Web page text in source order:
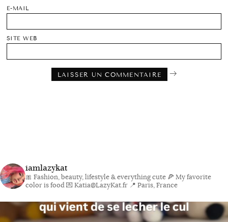
E-MAIL
SITE WEB
iamlazykat
🎀 Fashion, beauty, lifestyle & everything cute 🍕 My favorite
color is food💌 Katia@LazyKat.fr 📍 Paris, France